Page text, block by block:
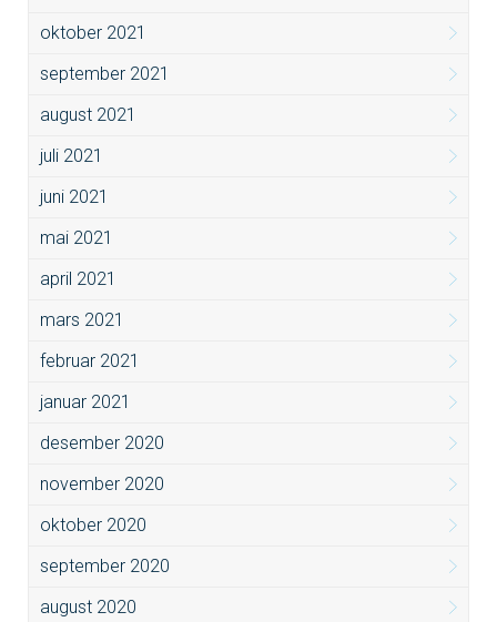
oktober 2021
september 2021
august 2021
juli 2021
juni 2021
mai 2021
april 2021
mars 2021
februar 2021
januar 2021
desember 2020
november 2020
oktober 2020
september 2020
august 2020